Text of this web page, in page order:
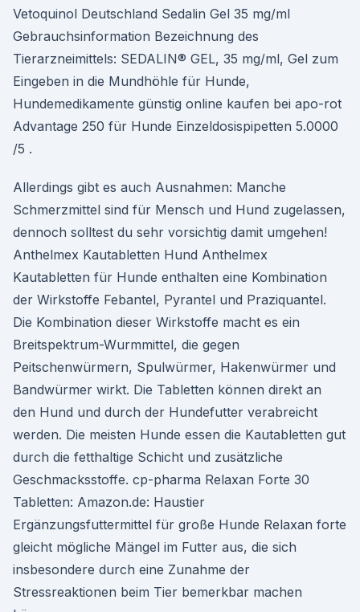
Vetoquinol Deutschland Sedalin Gel 35 mg/ml
Gebrauchsinformation Bezeichnung des
Tierarzneimittels: SEDALIN® GEL, 35 mg/ml, Gel zum
Eingeben in die Mundhöhle für Hunde,
Hundemedikamente günstig online kaufen bei apo-rot
Advantage 250 für Hunde Einzeldosispipetten 5.0000
/5 .
Allerdings gibt es auch Ausnahmen: Manche
Schmerzmittel sind für Mensch und Hund zugelassen,
dennoch solltest du sehr vorsichtig damit umgehen!
Anthelmex Kautabletten Hund Anthelmex
Kautabletten für Hunde enthalten eine Kombination
der Wirkstoffe Febantel, Pyrantel und Praziquantel.
Die Kombination dieser Wirkstoffe macht es ein
Breitspektrum-Wurmmittel, die gegen
Peitschenwürmern, Spulwürmer, Hakenwürmer und
Bandwürmer wirkt. Die Tabletten können direkt an
den Hund und durch der Hundefutter verabreicht
werden. Die meisten Hunde essen die Kautabletten gut
durch die fetthaltige Schicht und zusätzliche
Geschmacksstoffe. cp-pharma Relaxan Forte 30
Tabletten: Amazon.de: Haustier
Ergänzungsfuttermittel für große Hunde Relaxan forte
gleicht mögliche Mängel im Futter aus, die sich
insbesondere durch eine Zunahme der
Stressreaktionen beim Tier bemerkbar machen